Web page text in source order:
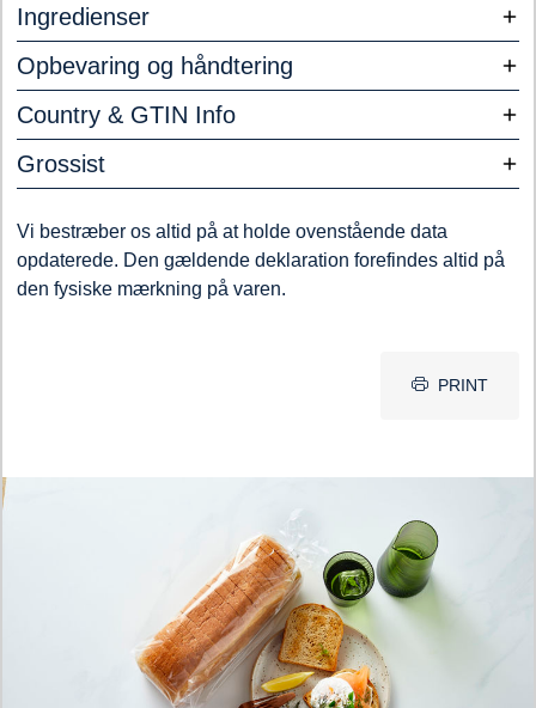
Ingredienser
Opbevaring og håndtering
Country & GTIN Info
Grossist
Vi bestræber os altid på at holde ovenstående data
opdaterede. Den gældende deklaration forefindes altid på
den fysiske mærkning på varen.
PRINT